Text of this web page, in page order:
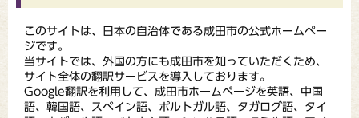
このサイトは、日本の自治体である成田市の公式ホームペー
ジです。
当サイトでは、外国の方にも成田市を知っていただくため、
サイト全体の翻訳サービスを導入しております。
Google翻訳を利用して、成田市ホームページを英語、中国
語、韓国語、スペイン語、ポルトガル語、タガログ語、タイ